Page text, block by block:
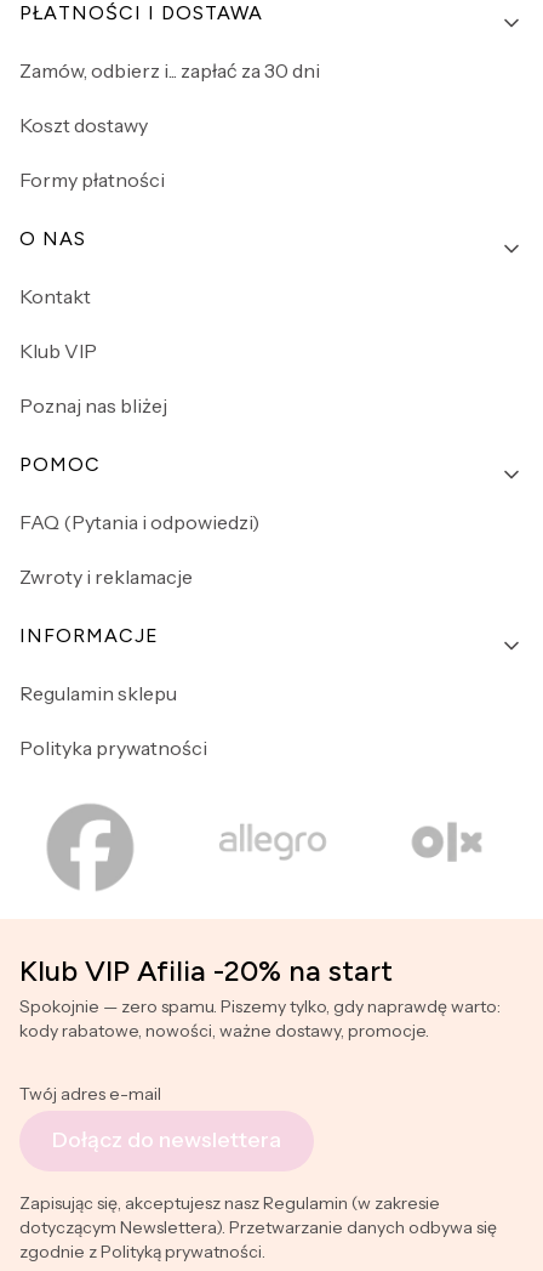
PŁATNOŚCI I DOSTAWA
Zamów, odbierz i... zapłać za 30 dni
Koszt dostawy
Formy płatności
O NAS
Kontakt
Klub VIP
Poznaj nas bliżej
POMOC
FAQ (Pytania i odpowiedzi)
Zwroty i reklamacje
INFORMACJE
Regulamin sklepu
Polityka prywatności
Klub VIP Afilia -20% na start
Spokojnie — zero spamu. Piszemy tylko, gdy naprawdę warto:
kody rabatowe, nowości, ważne dostawy, promocje.
Twój adres e-mail
Dołącz do newslettera
Zapisując się, akceptujesz nasz Regulamin (w zakresie
dotyczącym Newslettera). Przetwarzanie danych odbywa się
zgodnie z Polityką prywatności.